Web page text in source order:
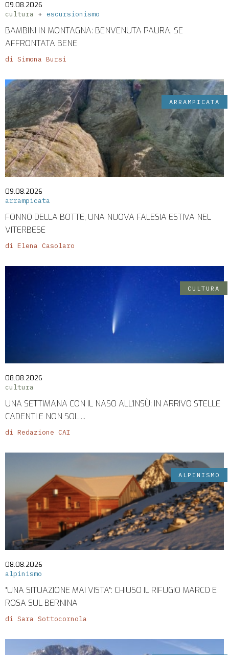
09.08.2026
cultura
escursionismo
BAMBINI IN MONTAGNA: BENVENUTA PAURA, SE
AFFRONTATA BENE
di Simona Bursi
ARRAMPICATA
09.08.2026
arrampicata
FONNO DELLA BOTTE, UNA NUOVA FALESIA ESTIVA NEL
VITERBESE
di Elena Casolaro
CULTURA
08.08.2026
cultura
UNA SETTIMANA CON IL NASO ALL'INSÙ: IN ARRIVO STELLE
CADENTI E NON SOL ...
di Redazione CAI
ALPINISMO
08.08.2026
alpinismo
"UNA SITUAZIONE MAI VISTA": CHIUSO IL RIFUGIO MARCO E
ROSA SUL BERNINA
di Sara Sottocornola